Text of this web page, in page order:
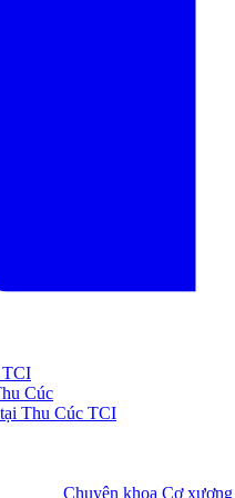
TCI
Cúc
Thu Cúc TCI
Chuyên khoa Cơ